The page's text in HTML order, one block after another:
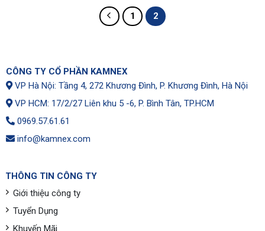
1 2
CÔNG TY CỔ PHẦN KAMNEX
VP Hà Nội: Tầng 4, 272 Khương Đình, P. Khương Đình, Hà Nội
VP HCM: 17/2/27 Liên khu 5 -6, P. Bình Tân, TP.HCM
0969.57.61.61
info@kamnex.com
THÔNG TIN CÔNG TY
Giới thiệu công ty
Tuyển Dụng
Khuyến Mãi